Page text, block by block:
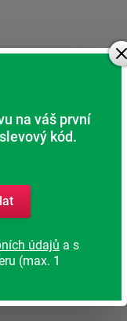
pro rošty portoflex
trioflex motor
na váš první
kód.
údajů a s
(max. 1